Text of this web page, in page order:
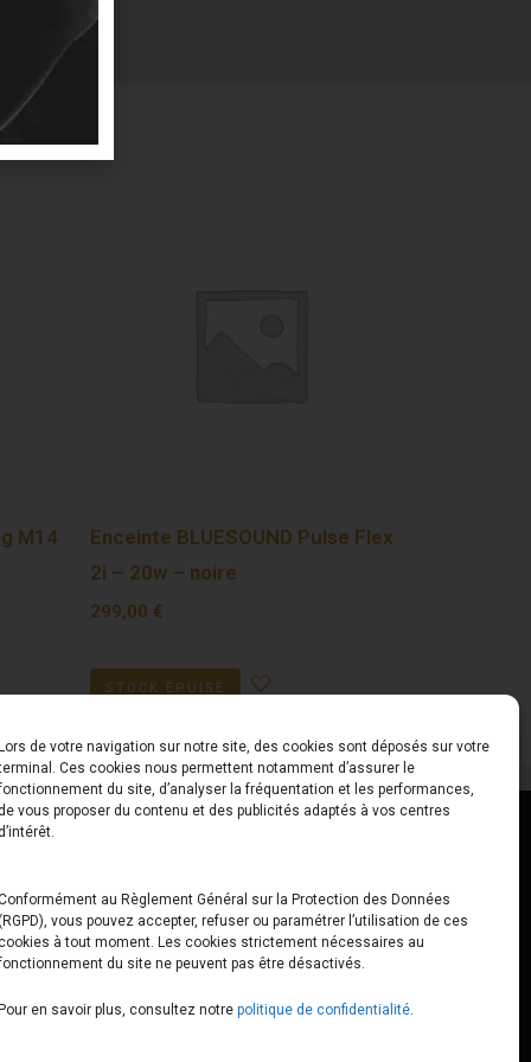
de votre navigation sur notre site, des cookies sont déposés sur votre
Ces cookies nous permettent notamment d’assurer le
du site, d’analyser la fréquentation et les performances,
vous proposer du contenu et des publicités adaptés à vos centres
au Règlement Général sur la Protection des Données
vous pouvez accepter, refuser ou paramétrer l’utilisation de ces
à tout moment. Les cookies strictement nécessaires au
du site ne peuvent pas être désactivés.
en savoir plus, consultez notre politique de confidentialité.
M14
Enceinte BLUESOUND Pulse Flex
2i – 20w – noire
299,00 €
STOCK ÉPUISÉ
loops.fr
Du Lundi au Vendredi
10h00 – 12h30 // 14h00 –
19h00
Le Samedi